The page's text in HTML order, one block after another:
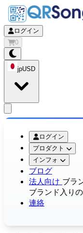
ログイン
0
jpUSD
ログイン
プロダクト
インフォ
ブログ
法人向け ブラ
ブランド入り
連絡